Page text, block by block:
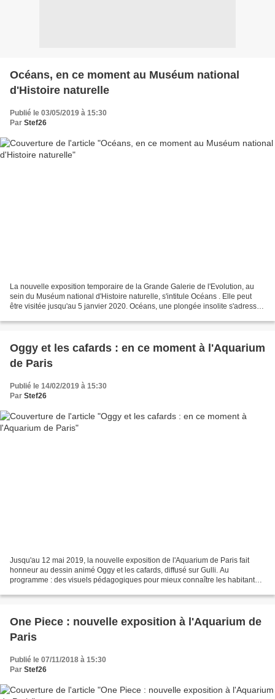
Océans, en ce moment au Muséum national
d'Histoire naturelle
Publié le 03/05/2019 à 15:30
Par Stef26
La nouvelle exposition temporaire de la Grande Galerie de l'Evolution, au
sein du Muséum national d'Histoire naturelle, s'intitule Océans . Elle peut
être visitée jusqu'au 5 janvier 2020. Océans, une plongée insolite s'adresse
Oggy et les cafards : en ce moment à l'Aquarium
de Paris
Publié le 14/02/2019 à 15:30
Par Stef26
Jusqu'au 12 mai 2019, la nouvelle exposition de l'Aquarium de Paris fait
honneur au dessin animé Oggy et les cafards, diffusé sur Gulli. Au
programme : des visuels pédagogiques pour mieux connaître les habitants
One Piece : nouvelle exposition à l'Aquarium de
Paris
Publié le 07/11/2018 à 15:30
Par Stef26